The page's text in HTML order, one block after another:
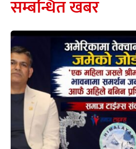
सम्बन्धित खबर